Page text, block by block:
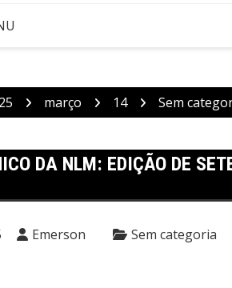
março 14 Sem
DA NLM: EDIÇÃO DE
Emerson Sem categoria